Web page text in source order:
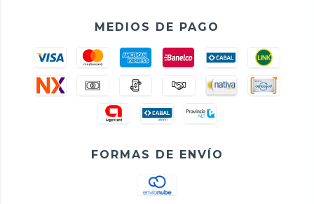
MEDIOS DE PAGO
FORMAS DE ENVÍO